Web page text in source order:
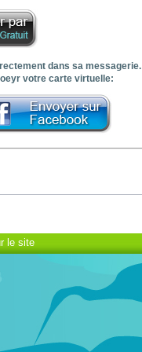
dans sa messagerie.
votre carte virtuelle:
le site